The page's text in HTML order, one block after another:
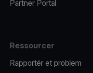
Partner Portal
Ressourcer
Rapportér et problem